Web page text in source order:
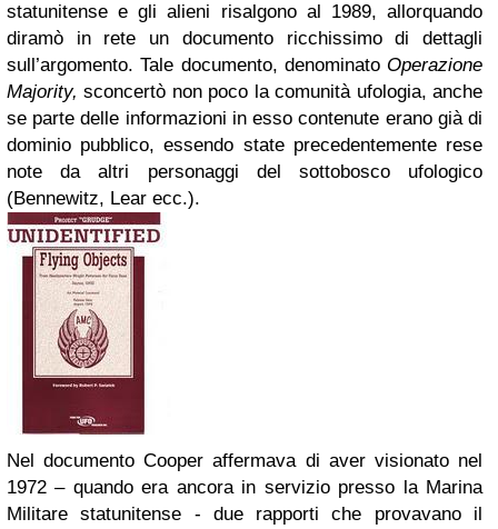
statunitense e gli alieni risalgono al 1989, allorquando
diramò in rete un documento ricchissimo di dettagli
sull’argomento. Tale documento, denominato Operazione
Majority, sconcertò non poco la comunità ufologia, anche
se parte delle informazioni in esso contenute erano già di
dominio pubblico, essendo state precedentemente rese
note da altri personaggi del sottobosco ufologico
(Bennewitz, Lear ecc.).
Nel documento Cooper affermava di aver visionato nel
1972 – quando era ancora in servizio presso la Marina
Militare statunitense - due rapporti che provavano il